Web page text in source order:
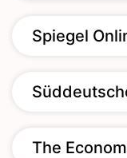
Spiegel
The